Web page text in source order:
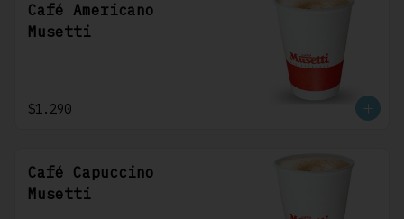
Café Americano
Musetti
$1.290
Café Capuccino
Musetti